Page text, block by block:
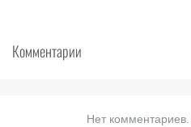
Комментарии
Нет